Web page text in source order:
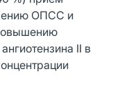
ОПСС и
II в